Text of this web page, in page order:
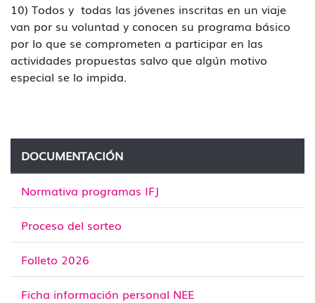
10) Todos y todas las jóvenes inscritas en un viaje
van por su voluntad y conocen su programa básico
por lo que se comprometen a participar en las
actividades propuestas salvo que algún motivo
especial se lo impida.
DOCUMENTACIÓN
Normativa programas IFJ
Proceso del sorteo
Folleto 2026
Ficha información personal NEE